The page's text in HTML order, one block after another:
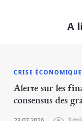
A
CRISE
Alerte sur les
consensus des